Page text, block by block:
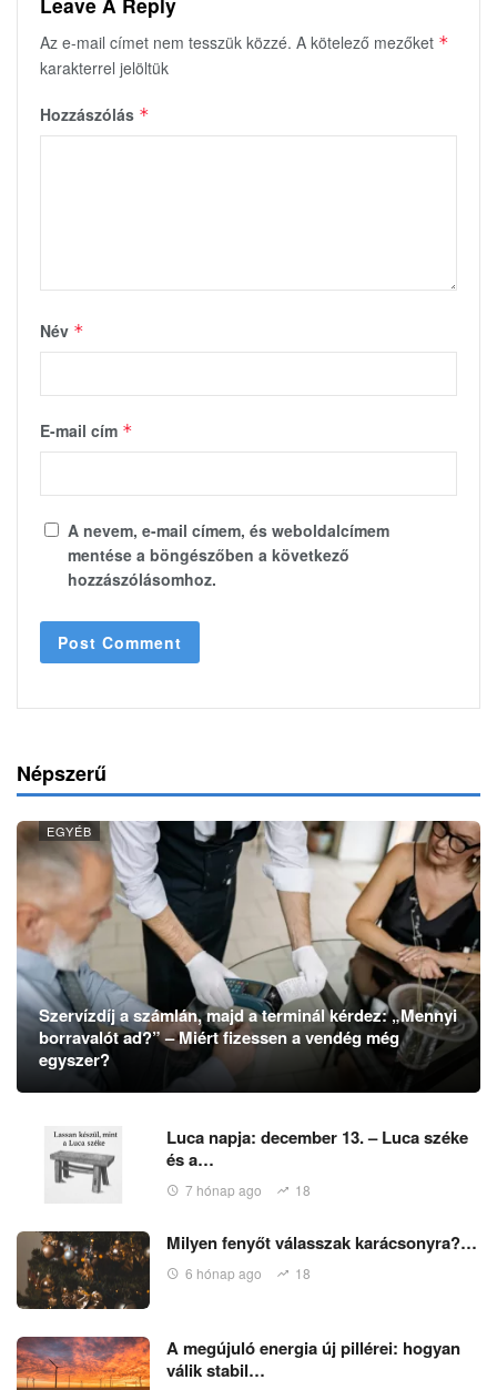
Az e-mail címet nem tesszük közzé. A kötelező mezőket *
karakterrel jelöltük
Hozzászólás *
Név *
E-mail cím *
A nevem, e-mail címem, és weboldalcímem
mentése a böngészőben a következő
hozzászólásomhoz.
Népszerű
EGYÉB
Szervízdíj a számlán, majd a terminál kérdez: „Mennyi
borravalót ad?” – Miért fizessen a vendég még
egyszer?
Luca napja: december 13. – Luca széke
és a…
7 hónap ago 18
Milyen fenyőt válasszak karácsonyra?…
6 hónap ago 18
A megújuló energia új pillérei: hogyan
válik stabil…